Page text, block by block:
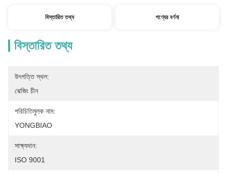
বিস্তারিত তথ্য পণ্যের বর্ণনা
বিস্তারিত তথ্য
উৎপত্তি স্থল:
ঝেজিং চীন
পরিচিতিমুলক নাম:
YONGBIAO
সাক্ষ্যদান:
ISO 9001